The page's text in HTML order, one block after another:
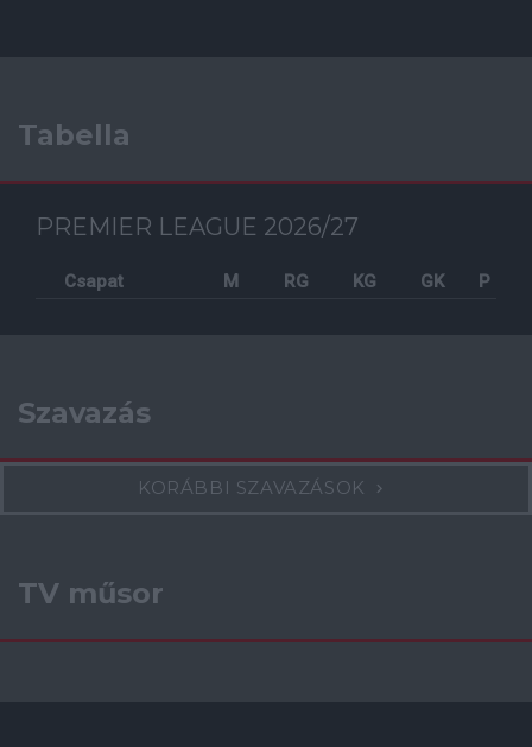
Tabella
PREMIER LEAGUE 2026/27
Csapat M RG KG GK P
Szavazás
KORÁBBI SZAVAZÁSOK
TV műsor